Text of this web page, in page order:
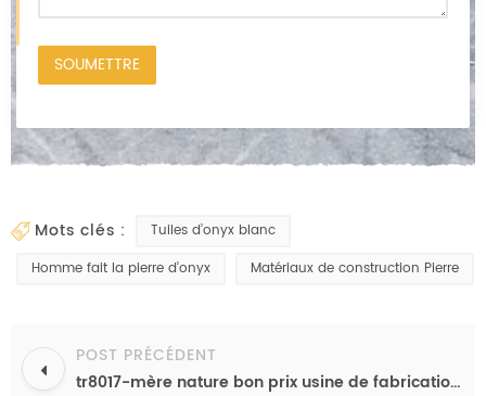
mots clés :
Tuiles d’onyx blanc
Homme fait la pierre d’onyx
Matériaux de construction Pierre
POST PRÉCÉDENT
tr8017-mère nature bon prix usine de fabrication de dalle d'onyx vert